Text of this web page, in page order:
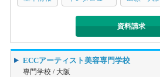
資料請求
ECCアーティスト美容専門学校
専門学校 / 大阪